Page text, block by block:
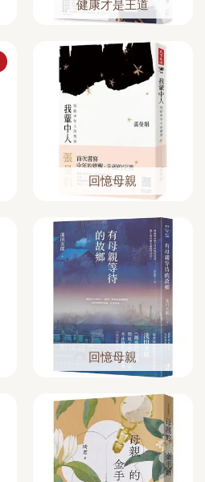
健康才是王道
回憶母親
回憶母親